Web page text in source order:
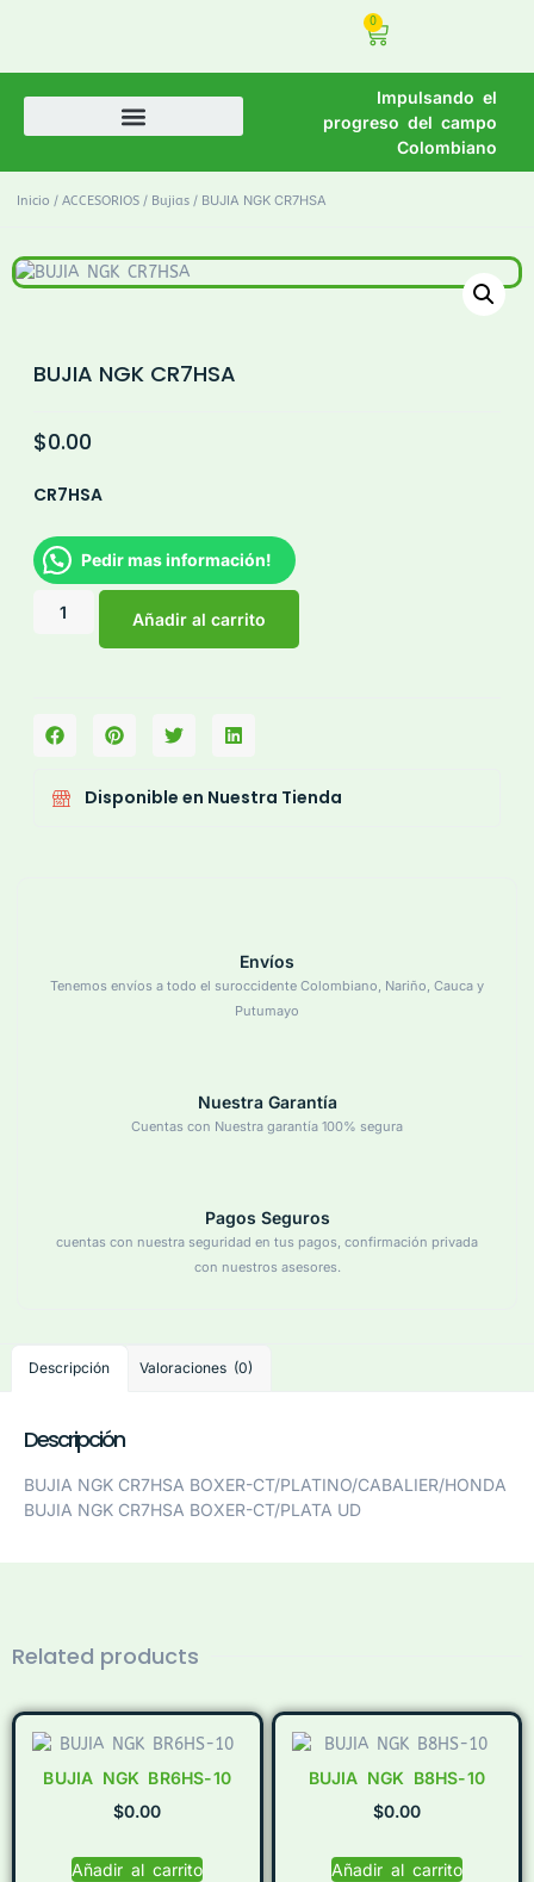
0
Impulsando el
progreso del campo
Colombiano
Inicio / ACCESORIOS / Bujias / BUJIA NGK CR7HSA
BUJIA NGK CR7HSA
$0.00
CR7HSA
Pedir mas información!
Añadir al carrito
Disponible en Nuestra Tienda
Envíos
Tenemos envíos a todo el suroccidente Colombiano, Nariño, Cauca y
Putumayo
Nuestra Garantía
Cuentas con Nuestra garantía 100% segura
Pagos Seguros
cuentas con nuestra seguridad en tus pagos, confirmación privada
con nuestros asesores.
Descripción Valoraciones (0)
Descripción
BUJIA NGK CR7HSA BOXER-CT/PLATINO/CABALIER/HONDA
BUJIA NGK CR7HSA BOXER-CT/PLATA UD
Related products
BUJIA NGK BR6HS-10
$0.00
Añadir al carrito
BUJIA NGK B8HS-10
$0.00
Añadir al carrito